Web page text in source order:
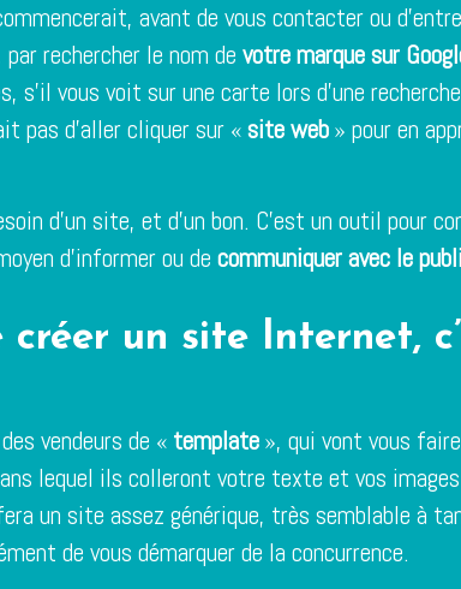
avant de vous contacter ou
rechercher le nom devotre marque sur
s’il vous voit sur une carte lors d’une
pas d’aller cliquer sur «site web» pour en
d’un site, et d’un bon. C’est un outil pour
d’informer ou decommuniquer avec le
créer un site Internet,
vendeurs de « template», qui vont vous
lequel ils colleront votre texte et vos
un site assez générique, très semblable à
de vous démarquer de la concurrence.